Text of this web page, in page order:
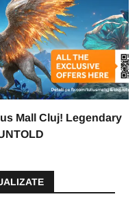
Mall Cluj! Legendary